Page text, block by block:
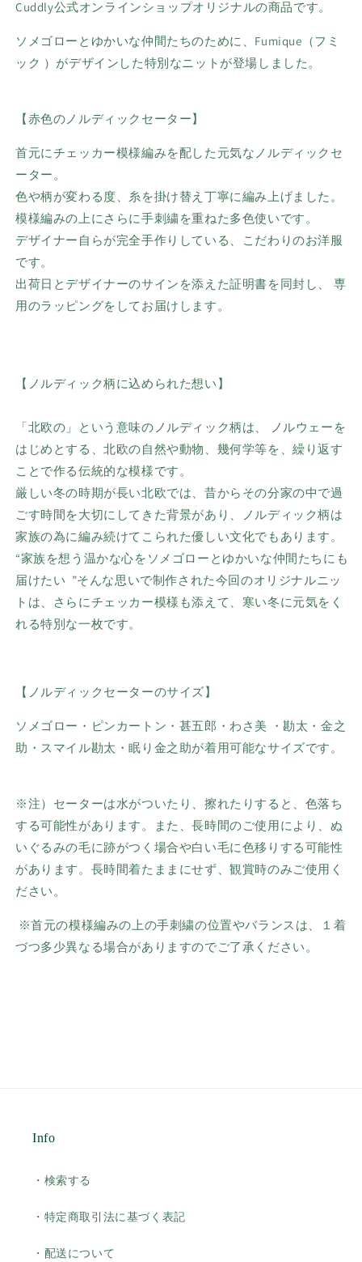
Cuddly公式オンラインショップオリジナルの商品です。
ソメゴローとゆかいな仲間たちのために、Fumique（フミ
ック ）がデザインした特別なニットが登場しました。
【赤色のノルディックセーター】
首元にチェッカー模様編みを配した元気なノルディックセ
ーター。
色や柄が変わる度、糸を掛け替え丁寧に編み上げました。
模様編みの上にさらに手刺繍を重ねた多色使いです。
デザイナー自らが完全手作りしている、こだわりのお洋服
です。
出荷日とデザイナーのサインを添えた証明書を同封し、 専
用のラッピングをしてお届けします。
【ノルディック柄に込められた想い】
「北欧の」という意味のノルディック柄は、 ノルウェーを
はじめとする、北欧の自然や動物、幾何学等を、繰り返す
ことで作る伝統的な模様です。
厳しい冬の時期が長い北欧では、 昔からその分家の中で過
ごす時間を大切にしてきた背景があり、
ノルディック柄は
家族の為に編み続けてこられた優しい文化でもあ ります。
“家族を想う温かな心をソメゴローとゆかいな仲間たちにも
届けたい ”そんな思いで制作された今回のオリジナルニッ
トは、
さらにチェッカー模様も添えて、 寒い冬に元気をく
れる特別な一枚です。
【ノルディックセーターのサイズ】
ソメゴロー・ピンカートン・甚五郎・わさ美 ・勘太・金之
助・スマイル勘太・眠り金之助が着用可能なサイズです。
※注）セーターは水がついたり、擦れたりすると、色落ち
する可能性があります。また、長時間のご使用により、ぬ
いぐるみの毛に跡がつく場合や白い毛に色移りする可能性
があります。長時間着たままにせず、観賞時のみご使用く
ださい。
※首元の模様編みの上の手刺繍の位置やバランスは、１着
づつ多少異なる場合がありますのでご了承ください。
Info
・検索する
・特定商取引法に基づく表記
・配送について